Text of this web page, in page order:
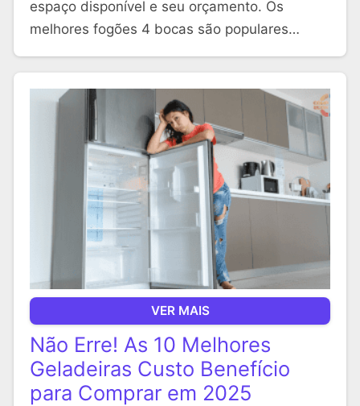
espaço disponível e seu orçamento. Os
melhores fogões 4 bocas são populares…
VER MAIS
Não Erre! As 10 Melhores
Geladeiras Custo Benefício
para Comprar em 2025